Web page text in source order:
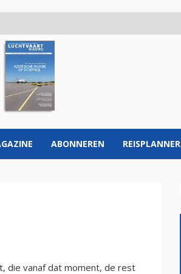
ABONNEREN REISPLANNER
die vanaf dat moment, de rest